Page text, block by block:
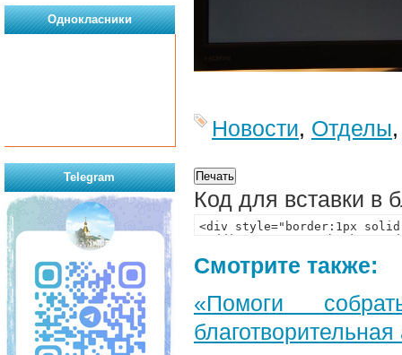
Новости, Отделы
Код для вставки в
Смотрите также:
«Помоги
Однокласники
Telegram